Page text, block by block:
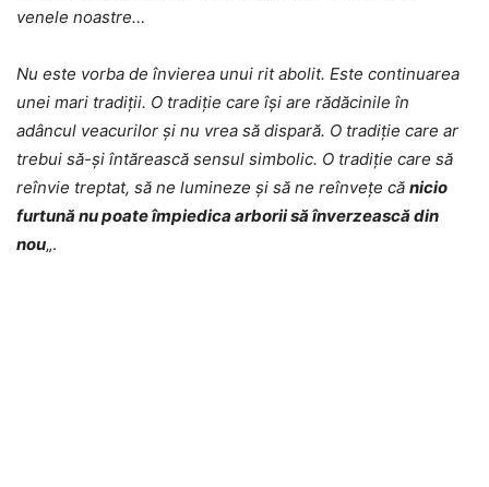
venele noastre…
Nu este vorba de învierea unui rit abolit. Este continuarea
unei mari tradiții. O tradiție care își are rădăcinile în
adâncul veacurilor și nu vrea să dispară. O tradiție care ar
trebui să-şi întărească sensul simbolic. O tradiție care să
reînvie treptat, să ne lumineze şi să ne reînveţe că nicio
furtună nu poate împiedica arborii să înverzească din
nou„.